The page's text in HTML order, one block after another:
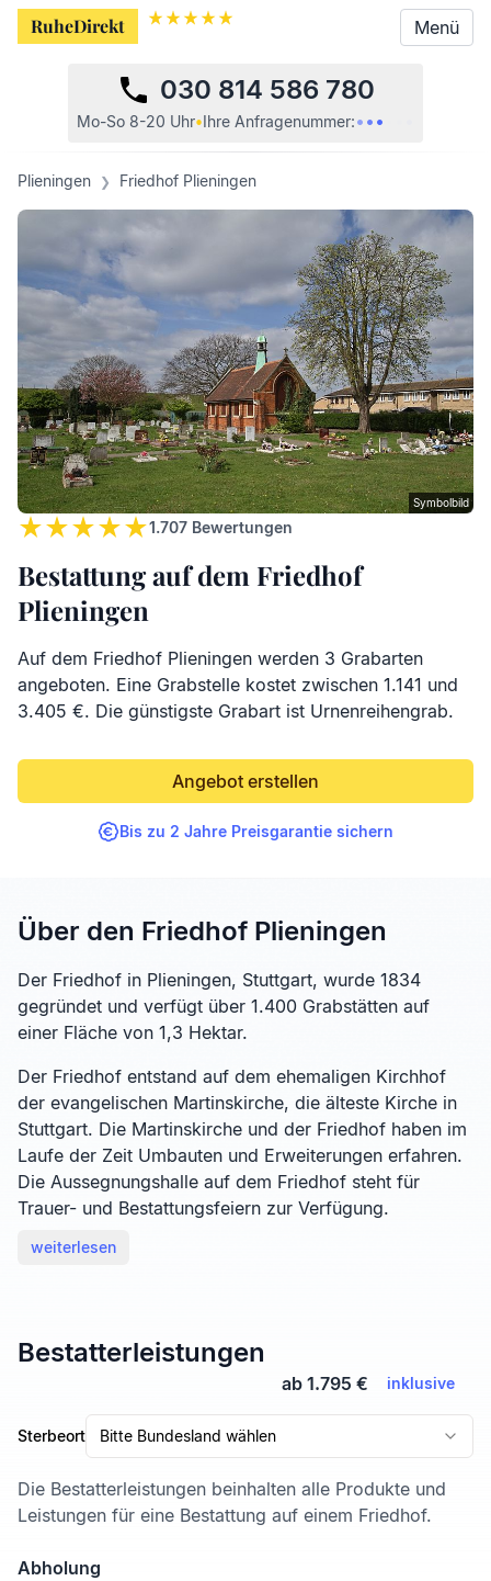
RuheDirekt Menü
030 814 586 780
Mo-So 8-20 Uhr•Ihre Anfragenummer:• • •
RuheDirekt Menü
Plieningen Friedhof Plieningen
1.707 Bewertungen
Bestattung auf dem Friedhof
Plieningen
Auf dem Friedhof Plieningen werden 3 Grabarten
angeboten. Eine Grabstelle kostet zwischen 1.141 und
3.405 €. Die günstigste Grabart ist Urnenreihengrab.
Angebot erstellen
Bis zu 2 Jahre Preisgarantie sichern
Symbolbild
Über den Friedhof Plieningen
Der Friedhof in Plieningen, Stuttgart, wurde 1834
gegründet und verfügt über 1.400 Grabstätten auf
einer Fläche von 1,3 Hektar.
Der Friedhof entstand auf dem ehemaligen Kirchhof
der evangelischen Martinskirche, die älteste Kirche in
Stuttgart. Die Martinskirche und der Friedhof haben im
Laufe der Zeit Umbauten und Erweiterungen erfahren.
Die Aussegnungshalle auf dem Friedhof steht für
Trauer- und Bestattungsfeiern zur Verfügung.
weiterlesen
Bestatterleistungen
ab 1.795 € inklusive
Sterbeort Bitte Bundesland wählen
Die Bestatterleistungen beinhalten alle Produkte und
Leistungen für eine Bestattung auf einem Friedhof.
Abholung